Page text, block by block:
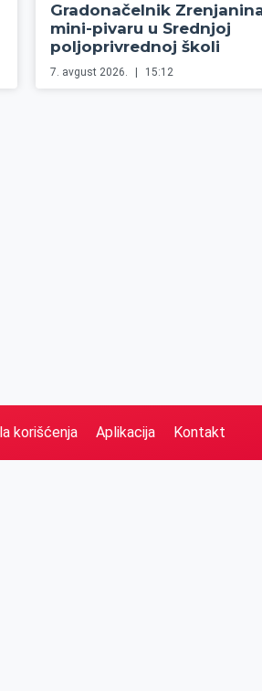
Gradonačelnik
mini-pivaru u Srednjoj
poljoprivrednoj školi
7. avgust 2026. 15:12
korišćenja Aplikacija Kontakt